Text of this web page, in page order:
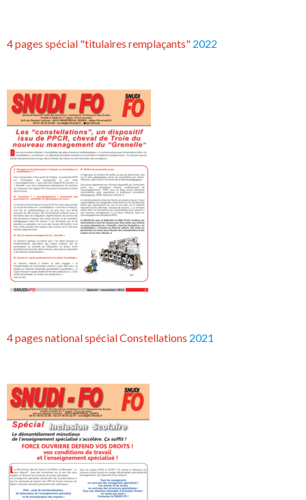
4 pages spécial "titulaires remplaçants" 2022
4 pages national spécial Constellations 2021